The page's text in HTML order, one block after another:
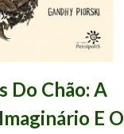
Do Chão: A
E O